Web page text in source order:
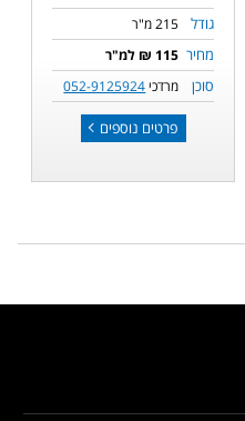
גודל 215 מ"ר
מחיר 115 ₪ למ"ר
סוכן מרדכי052-9125924
פרטים נוספים